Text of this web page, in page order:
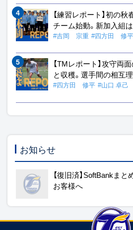
【練習レポート】初の
チーム始動。新加入組
#吉岡 宗重 #四方田 修平
【TMレポート】攻守両
と収穫。選手間の相互
#四方田 修平 #山口 卓己
お知らせ
【復旧済】SoftBankま
お客様へ